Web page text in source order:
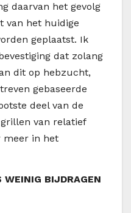
daarvan het gevolg
van het huidige
geplaatst. Ik
dat zolang
dit op hebzucht,
gebaseerde
deel van de
van relatief
meer in het
BIJDRAGEN